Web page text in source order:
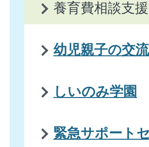
養育費相談支
幼児親子の交
しいのみ学園
緊急サポート